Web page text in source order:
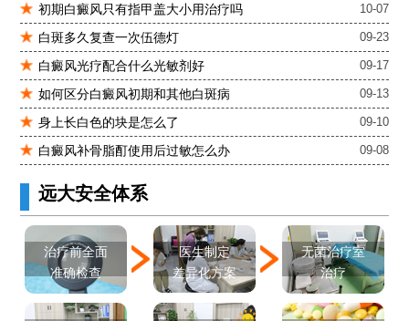
治疗白癜风便宜的医院
各种白斑的图片
肚子上有几块白色斑块怎么治
初期白癜风只有指甲盖大小用治疗吗 10-07
白斑多久复查一次伍德灯 09-23
白癜风光疗配合什么光敏剂好 09-17
如何区分白癜风初期和其他白斑病 09-13
身上长白色的块是怎么了 09-10
白癜风补骨脂酊使用后过敏怎么办 09-08
远大安全体系
治疗前全面
准确检查
医生制定
差异化方案
无菌治疗室
治疗